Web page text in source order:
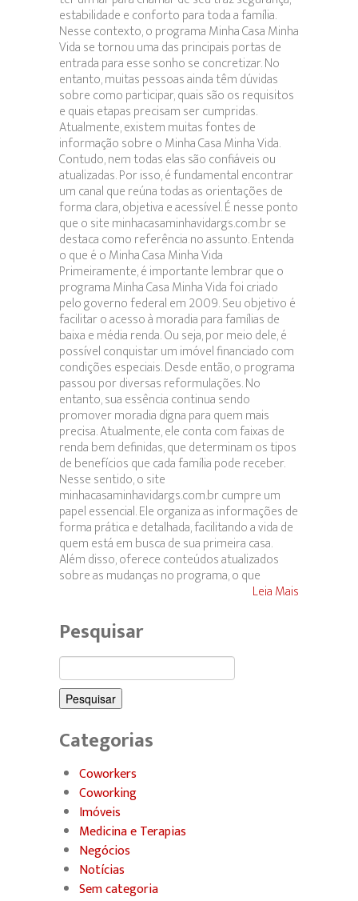
estabilidade e conforto para toda a família.
Nesse contexto, o programa Minha Casa Minha
Vida se tornou uma das principais portas de
entrada para esse sonho se concretizar. No
entanto, muitas pessoas ainda têm dúvidas
sobre como participar, quais são os requisitos
e quais etapas precisam ser cumpridas.
Atualmente, existem muitas fontes de
informação sobre o Minha Casa Minha Vida.
Contudo, nem todas elas são confiáveis ou
atualizadas. Por isso, é fundamental encontrar
um canal que reúna todas as orientações de
forma clara, objetiva e acessível. É nesse ponto
que o site minhacasaminhavidargs.com.br se
destaca como referência no assunto. Entenda
o que é o Minha Casa Minha Vida
Primeiramente, é importante lembrar que o
programa Minha Casa Minha Vida foi criado
pelo governo federal em 2009. Seu objetivo é
facilitar o acesso à moradia para famílias de
baixa e média renda. Ou seja, por meio dele, é
possível conquistar um imóvel financiado com
condições especiais. Desde então, o programa
passou por diversas reformulações. No
entanto, sua essência continua sendo
promover moradia digna para quem mais
precisa. Atualmente, ele conta com faixas de
renda bem definidas, que determinam os tipos
de benefícios que cada família pode receber.
Nesse sentido, o site
minhacasaminhavidargs.com.br cumpre um
papel essencial. Ele organiza as informações de
forma prática e detalhada, facilitando a vida de
quem está em busca de sua primeira casa.
Além disso, oferece conteúdos atualizados
sobre as mudanças no programa, o que
Leia Mais
Pesquisar
Pesquisar
por:
Categorias
Coworkers
Coworking
Imóveis
Medicina e Terapias
Negócios
Notícias
Sem categoria